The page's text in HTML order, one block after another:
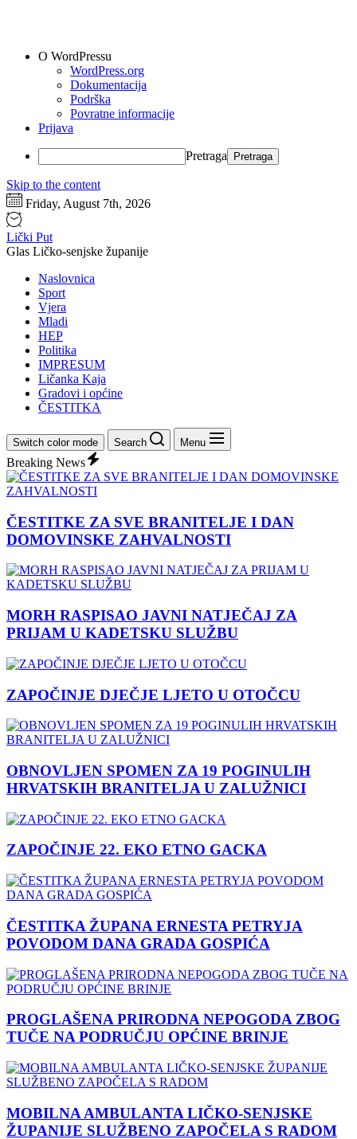
O WordPressu
WordPress.org
Dokumentacija
Podrška
Povratne informacije
Prijava
Pretraga
Skip to the content
Friday, August 7th, 2026
Lički Put
Glas Ličko-senjske županije
Naslovnica
Sport
Vjera
Mladi
HEP
Politika
IMPRESUM
Ličanka Kaja
Gradovi i općine
ČESTITKA
Switch color mode Search Menu
Breaking News
ČESTITKE ZA SVE BRANITELJE I DAN
DOMOVINSKE ZAHVALNOSTI
MORH RASPISAO JAVNI NATJEČAJ ZA
PRIJAM U KADETSKU SLUŽBU
ZAPOČINJE DJEČJE LJETO U OTOČCU
OBNOVLJEN SPOMEN ZA 19 POGINULIH
HRVATSKIH BRANITELJA U ZALUŽNICI
ZAPOČINJE 22. EKO ETNO GACKA
ČESTITKA ŽUPANA ERNESTA PETRYJA
POVODOM DANA GRADA GOSPIĆA
PROGLAŠENA PRIRODNA NEPOGODA ZBOG
TUČE NA PODRUČJU OPĆINE BRINJE
MOBILNA AMBULANTA LIČKO-SENJSKE
ŽUPANIJE SLUŽBENO ZAPOČELA S RADOM